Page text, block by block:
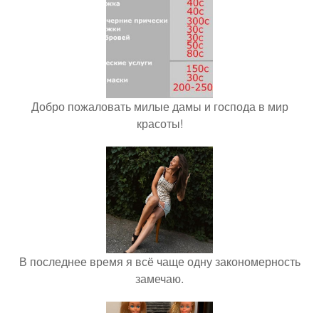
Добро пожаловать милые дамы и господа в мир
красоты!
В последнее время я всё чаще одну закономерность
замечаю.